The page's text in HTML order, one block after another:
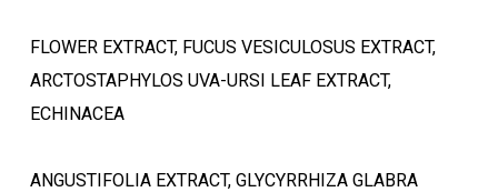
Ostukorvis ei ole tooteid.
Mine poodi
FLOWER EXTRACT, FUCUS VESICULOSUS EXTRACT,
ARCTOSTAPHYLOS UVA-URSI LEAF EXTRACT,
ECHINACEA
ANGUSTIFOLIA EXTRACT, GLYCYRRHIZA GLABRA